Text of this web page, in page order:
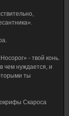
- твой конь.
чем нуждается, и
ты
Скароса